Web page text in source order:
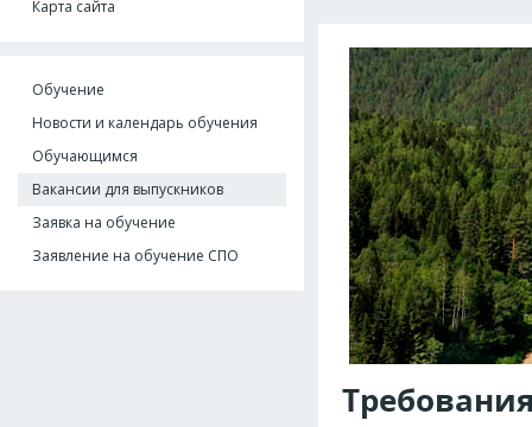
Карта сайта
Обучение
Новости и календарь обучения
Обучающимся
Вакансии для выпускников
Заявка на обучение
Заявление на обучение СПО